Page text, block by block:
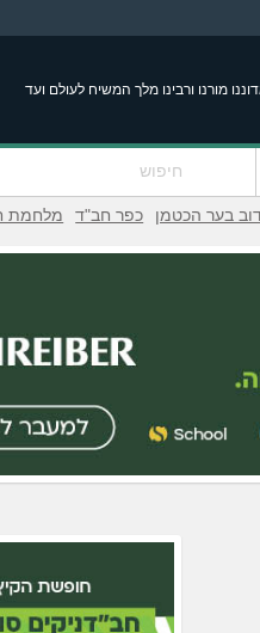
מורנו ורבינו מלך המשיח לעולם ועד
בער הכטמן כפר חב"ד מלחמת